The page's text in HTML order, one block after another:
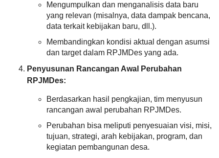
Mengumpulkan dan menganalisis data baru
yang relevan (misalnya, data dampak bencana,
data terkait kebijakan baru, dll.).
Membandingkan kondisi aktual dengan asumsi
dan target dalam RPJMDes yang ada.
Penyusunan Rancangan Awal Perubahan
RPJMDes:
Berdasarkan hasil pengkajian, tim menyusun
rancangan awal perubahan RPJMDes.
Perubahan bisa meliputi penyesuaian visi, misi,
tujuan, strategi, arah kebijakan, program, dan
kegiatan pembangunan desa.
di
selenggarakan...
Dana Desa